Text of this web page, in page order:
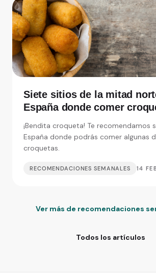
Siete sitios de la mitad
España donde comer
¡Bendita croqueta! Te recomendamos
España donde podrás comer algunas
croquetas.
RECOMENDACIONES SEMANALES 14
Ver más de recomendaciones
Todos los artículos